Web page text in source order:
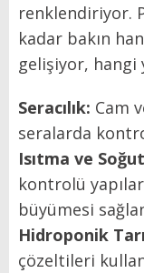
renklendiriyor.
kadar bakın
gelişiyor, hangi
Seracılık: Cam
seralarda
Isıtma ve
kontrolü
büyümesi
Hidroponik
çözeltileri